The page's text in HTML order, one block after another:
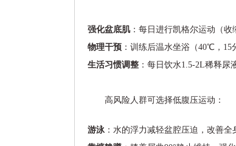
强化盆底肌：每日进行凯格尔运动（收
物理干预 ：训练后温水坐浴（40℃，
生活习惯调整 ：每日饮水1.5-2L稀释尿
高风险人群可选择低腹压运动：
游泳 ：水的浮力减轻盆腔压迫，改善全